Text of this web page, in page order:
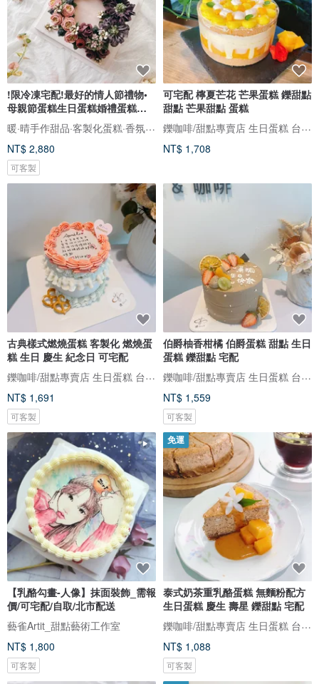
!限冷凍宅配!最好的情人節禮物•
母親節蛋糕生日蛋糕婚禮蛋糕慶
生
暖·晴手作甜品·客製化蛋糕·香氛蠟燭
NT$ 2,880
可客製
可宅配 檸夏芒花 芒果蛋糕 鑠甜點
甜點 芒果甜點 蛋糕
鑠咖啡/甜點專賣店 生日蛋糕 台北 中山/松山 咖啡課程教學 客製化蛋糕
NT$ 1,708
古典樣式燃燒蛋糕 客製化 燃燒蛋
糕 生日 慶生 紀念日 可宅配
鑠咖啡/甜點專賣店 生日蛋糕 台北 中山/松山 咖啡課程教學 客製化蛋糕
NT$ 1,691
可客製
伯爵柚香柑橘 伯爵蛋糕 甜點 生日
蛋糕 鑠甜點 宅配
鑠咖啡/甜點專賣店 生日蛋糕 台北 中山/松山 咖啡課程教學 客製化蛋糕
NT$ 1,559
可客製
【乳酪勾畫-人像】抹面裝飾_需報
價/可宅配/自取/北市配送
藝雀Artit_甜點藝術工作室
NT$ 1,800
可客製
免運
泰式奶茶重乳酪蛋糕 無麵粉配方
生日蛋糕 慶生 壽星 鑠甜點 宅配
鑠咖啡/甜點專賣店 生日蛋糕 台北 中山/松山 咖啡課程教學 客製化蛋糕
NT$ 1,088
可客製